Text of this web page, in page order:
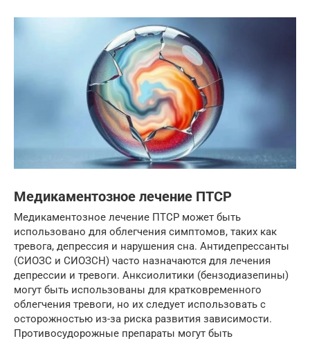
Медикаментозное лечение ПТСР
Медикаментозное лечение ПТСР может быть
использовано для облегчения симптомов, таких как
тревога, депрессия и нарушения сна. Антидепрессанты
(СИОЗС и СИОЗСН) часто назначаются для лечения
депрессии и тревоги. Анксиолитики (бензодиазепины)
могут быть использованы для кратковременного
облегчения тревоги, но их следует использовать с
осторожностью из-за риска развития зависимости.
Противосудорожные препараты могут быть